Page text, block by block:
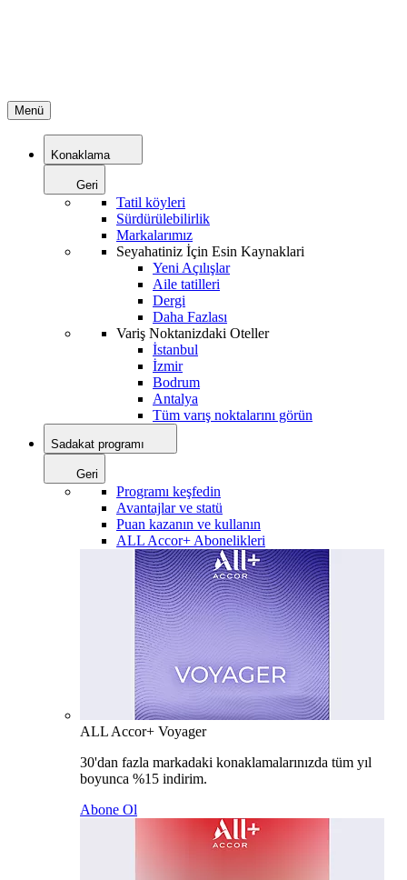
Menü
Konaklama
Geri
Tatil köyleri
Sürdürülebilirlik
Markalarımız
Seyahatiniz İçin Esin Kaynaklari
Yeni Açılışlar
Aile tatilleri
Dergi
Daha Fazlası
Variş Noktanizdaki Oteller
İstanbul
İzmir
Bodrum
Antalya
Tüm varış noktalarını görün
Sadakat programı
Geri
Programı keşfedin
Avantajlar ve statü
Puan kazanın ve kullanın
ALL Accor+ Abonelikleri
ALL Accor+ Voyager
30'dan fazla markadaki konaklamalarınızda tüm yıl
boyunca %15 indirim.
Abone Ol